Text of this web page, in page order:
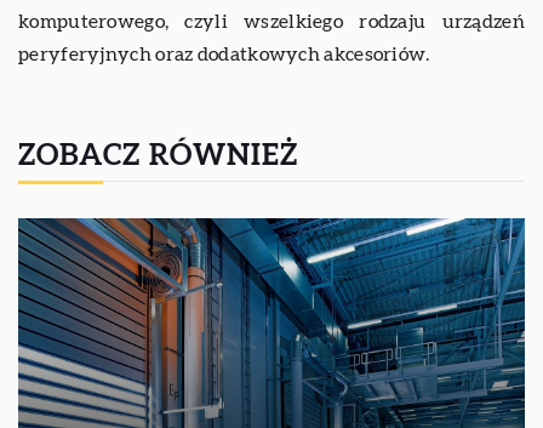
komputerowego, czyli wszelkiego rodzaju urządzeń
peryferyjnych oraz dodatkowych akcesoriów.
ZOBACZ RÓWNIEŻ